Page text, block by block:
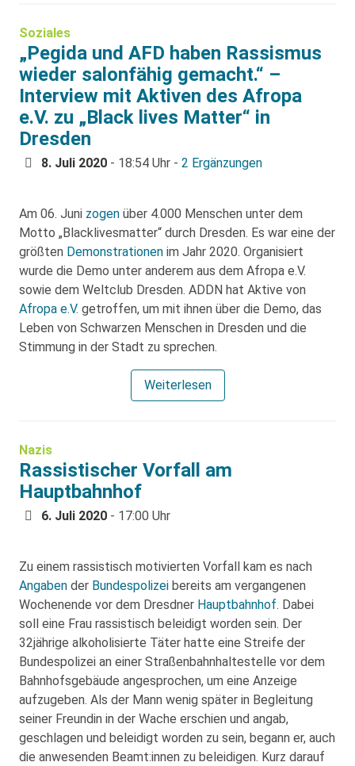
Soziales
„Pegida und AFD haben Rassismus
wieder salonfähig gemacht.“ –
Interview mit Aktiven des Afropa
e.V. zu „Black lives Matter“ in
Dresden
8. Juli 2020 - 18:54 Uhr - 2 Ergänzungen
Am 06. Juni zogen über 4.000 Menschen unter dem
Motto „Blacklivesmatter“ durch Dresden. Es war eine der
größten Demonstrationen im Jahr 2020. Organisiert
wurde die Demo unter anderem aus dem Afropa e.V.
sowie dem Weltclub Dresden. ADDN hat Aktive von
Afropa e.V. getroffen, um mit ihnen über die Demo, das
Leben von Schwarzen Menschen in Dresden und die
Stimmung in der Stadt zu sprechen.
Weiterlesen
Nazis
Rassistischer Vorfall am
Hauptbahnhof
6. Juli 2020 - 17:00 Uhr
Zu einem rassistisch motivierten Vorfall kam es nach
Angaben der Bundespolizei bereits am vergangenen
Wochenende vor dem Dresdner Hauptbahnhof. Dabei
soll eine Frau rassistisch beleidigt worden sein. Der
32jährige alkoholisierte Täter hatte eine Streife der
Bundespolizei an einer Straßenbahnhaltestelle vor dem
Bahnhofsgebäude angesprochen, um eine Anzeige
aufzugeben. Als der Mann wenig später in Begleitung
seiner Freundin in der Wache erschien und angab,
geschlagen und beleidigt worden zu sein, begann er, auch
die anwesenden Beamt:innen zu beleidigen. Kurz darauf